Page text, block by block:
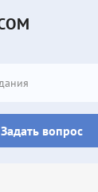
Задать вопрос